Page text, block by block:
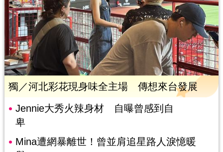
獨／河北彩花現身味全主場 傳想來台發展
Jennie大秀火辣身材 自曝曾感到自
卑
Mina遭網暴離世！曾並肩追星路人淚憶暖